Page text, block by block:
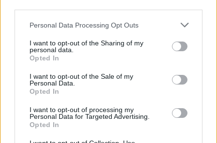
Please note that this website/app uses one or more Google
not limited to your visit or usage behaviour. You may click to
grant or deny consent to Google and its third-party tags to
use your data for below specified purposes in below Google
consent section.
Personal Data Processing Opt Outs
I want to opt-out of the Sharing of my
personal data.
Opted In
I want to opt-out of the Sale of my
Personal Data.
Opted In
I want to opt-out of processing my
Personal Data for Targeted Advertising.
Opted In
autóversenyzés három legfőbb kvalitása egyaránt
megtalálható.